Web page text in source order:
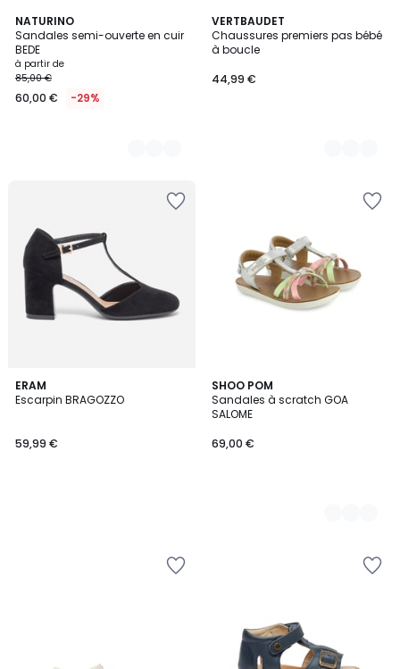
NATURINO
Sandales semi-ouverte en cuir
BEDE
à partir de
85,00 €
60,00 € -29%
3
Couleurs
VERTBAUDET
Chaussures premiers pas bébé
à boucle
44,99 €
2
Couleurs
ERAM
Escarpin BRAGOZZO
59,99 €
SHOO POM
Sandales à scratch GOA
SALOME
69,00 €
2
Couleurs